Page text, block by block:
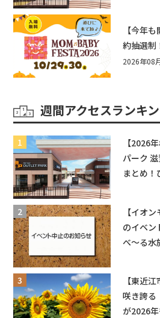
【今年
約抽選制
☆入場無
2026年08
週間アクセスランキ
【2026
パーク
まとめ！
【イオ
のイベン
べ〜る水
【東近
咲き誇る
が2026